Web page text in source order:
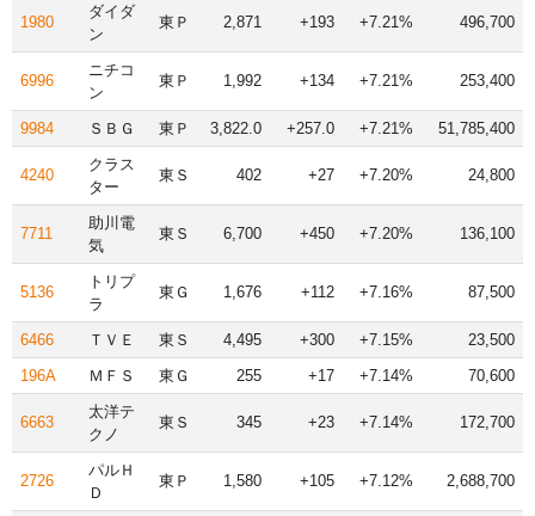
1980
ダイダ
ン
東Ｐ 2,871 +193 +7.21% 496,700
6996
ニチコ
ン
東Ｐ 1,992 +134 +7.21% 253,400
9984 ＳＢＧ 東Ｐ 3,822.0 +257.0 +7.21% 51,785,400
4240
クラス
ター
東Ｓ 402 +27 +7.20% 24,800
7711
助川電
気
東Ｓ 6,700 +450 +7.20% 136,100
5136
トリプ
ラ
東Ｇ 1,676 +112 +7.16% 87,500
6466 ＴＶＥ 東Ｓ 4,495 +300 +7.15%
23,500
196A
ＭＦＳ 東Ｇ 255 +17 +7.14% 70,600
6663
太洋テ
クノ
東Ｓ 345 +23 +7.14% 172,700
2726
パルＨ
Ｄ
東Ｐ 1,580 +105 +7.12% 2,688,700